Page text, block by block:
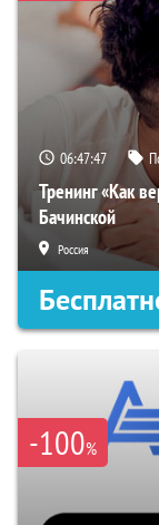
06:47:46
Тренинг «Как
Бачинской
Россия
-100%